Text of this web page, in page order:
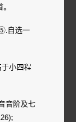
自选一
小四程
音阶及七